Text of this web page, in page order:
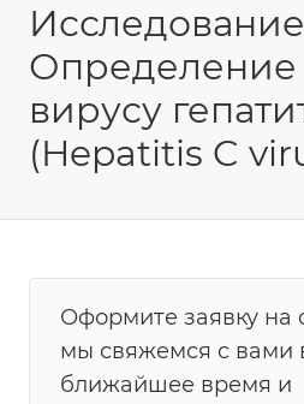
Определение
вирусу
(Hepatitis C
Оформите заявку на
мы свяжемся с вами
ближайшее время и